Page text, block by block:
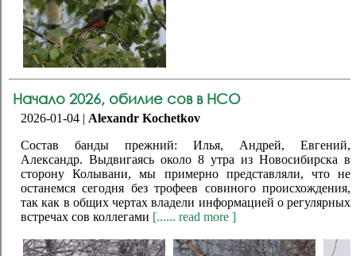
Начало 2026, обилие сов в НСО
2026-01-04 | Alexandr Kochetkov
Состав банды прежний: Илья, Андрей, Евгений,
Александр. Выдвигаясь около 8 утра из Новосибирска в
сторону Колывани, мы примерно представляли, что не
останемся сегодня без трофеев совиного происхождения,
так как в общих чертах владели информацией о регулярных
встречах сов коллегами [...... read more ]